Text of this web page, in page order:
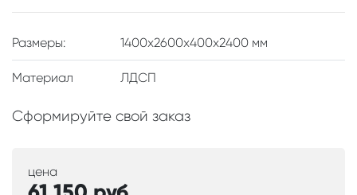
Размеры: 1400х2600х400х2400 мм
Материал ЛДСП
Сформируйте свой заказ
цена